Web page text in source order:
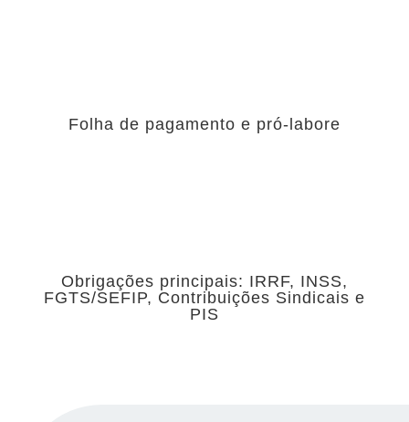
Folha de pagamento e pró-labore
Obrigações principais: IRRF, INSS,
FGTS/SEFIP, Contribuições Sindicais e
PIS